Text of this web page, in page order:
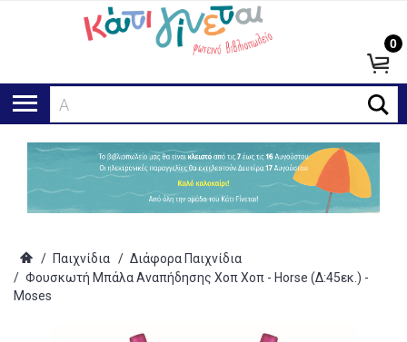
Αναζ
0
/ Παιχνίδια / Διάφορα Παιχνίδια
/ Φουσκωτή Μπάλα Αναπήδησης Χοπ Χοπ - Horse (Δ:45εκ.) -
Moses